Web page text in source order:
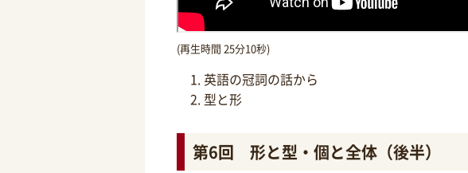
(再生時間 25分10秒)
英語の冠詞の話から
型と形
第6回 形と型・個と全体（後半）